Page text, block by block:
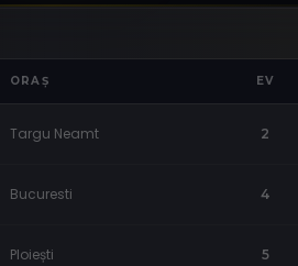
ORAȘ EV
Targu Neamt 2
Bucuresti 4
Ploiești 5